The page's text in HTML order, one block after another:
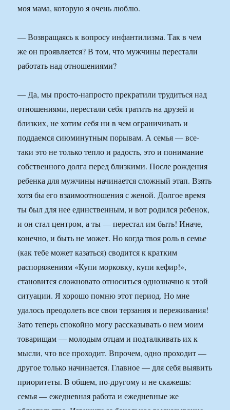
моя мама, которую я очень люблю.
— Возвращаясь к вопросу инфантилизма. Так в чем
же он проявляется? В том, что мужчины перестали
работать над отношениями?
— Да, мы просто-напросто прекратили трудиться над
отношениями, перестали себя тратить на друзей и
близких, не хотим себя ни в чем ограничивать и
поддаемся сиюминутным порывам. А семья — все-
таки это не только тепло и радость, это и понимание
собственного долга перед близкими. После рождения
ребенка для мужчины начинается сложный этап. Взять
хотя бы его взаимоотношения с женой. Долгое время
ты был для нее единственным, и вот родился ребенок,
и он стал центром, а ты — перестал им быть! Иначе,
конечно, и быть не может. Но когда твоя роль в семье
(как тебе может казаться) сводится к кратким
распоряжениям «Купи морковку, купи кефир!»,
становится сложновато относиться однозначно к этой
ситуации. Я хорошо помню этот период. Но мне
удалось преодолеть все свои терзания и переживания!
Зато теперь спокойно могу рассказывать о нем моим
товарищам — молодым отцам и подталкивать их к
мысли, что все проходит. Впрочем, одно проходит —
другое только начинается. Главное — для себя выявить
приоритеты. В общем, по-другому и не скажешь:
семья — ежедневная работа и ежедневные же